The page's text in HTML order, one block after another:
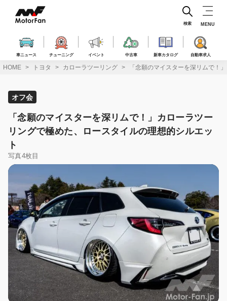
ス
車ニュース チューニング イベント 中古車 新車カタログ 自動車求人
検索 MENU
HOME トヨタ カローラツーリング 「念願のマイスターを深リムで！
オフ会
「念願のマイスターを深リムで！」カローラツー
リングで極めた、ロースタイルの理想的シルエッ
ト
写真4枚目